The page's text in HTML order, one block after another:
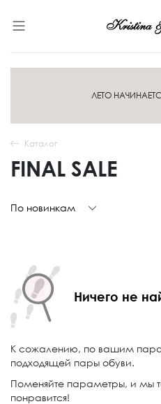
ЛЕТО
Каталог
FINAL SALE
По новинкам
Ничего не
К сожалению, по вашим
подходящей пары обуви.
Поменяйте параметры, и мы
понравится!